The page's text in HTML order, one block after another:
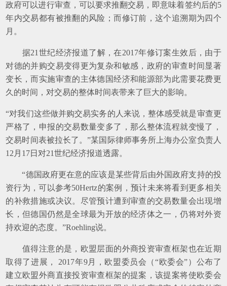
政府可以进行审查，可以要求推翻交易，即意味着签约后的5
年内交易都有被推翻的风险；而修订前，这个追溯期为四个
月。
据21世纪经济报道了解，在2017年修订案生效后，由于
对德的并购交易变得更为复杂和敏感，政府的审查时间显著
变长，而实施审查的主体德国经济和能源部为此需要花费更
久的时间，对交易的整体时间表带来了巨大的影响。
“对我们这些做并购交易实务的人来说，整体感受就是审查更
严格了，申报的交易数量变多了，那么整体流程就变慢了，
交易时间表被拉长了。”某国际律师事务所上海办公室负责人
12月17日对21世纪经济报道透露。
“德国政府更在意的应该是某些背后由外国政府支持的投
资行为，可以参考50Hertz的案例，预计未来将看到更多相关
的补救措施或决议。尽管预计遭到审查的交易数量会出现增
长，但德国仍然是全球最为开放的经济体之一，仍将对外资
持欢迎的态度。”Roehling说。
值得注意的是，欧盟层面的外商投资审查框架也在近期
取得了进展， 2017年9月，欧盟委员会（“欧委会”）公布了
建立欧盟外商直接投资审查框架的提案，该提案将使欧委会